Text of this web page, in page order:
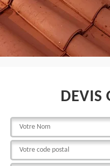
DEVIS